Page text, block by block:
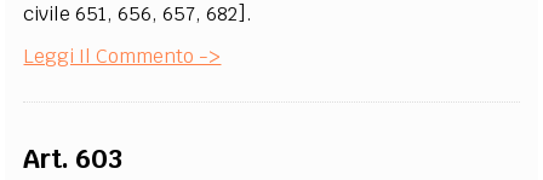
civile 651, 656, 657, 682].
Leggi Il Commento ->
Art. 603